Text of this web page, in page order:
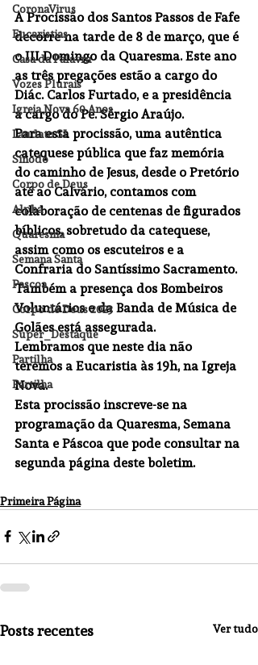
CoronaVirus
Eucaristias
Casa da Palavra
Vozes Plurais
Igreja Nova 60 Anos
Laudato SI
Sínodo
Corpo de Deus
Alpha
Quaresma
Semana Santa
Pascoa
Corpo de Deus 2023
Super_Destaque
Partilha
Partilha
A Procissão dos Santos Passos de Fafe
decorre na tarde de 8 de março, que é
o III Domingo da Quaresma. Este ano
as três pregações estão a cargo do
Diác. Carlos Furtado, e a presidência
a cargo do Pe. Sérgio Araújo.
Para esta procissão, uma autêntica
catequese pública que faz memória
do caminho de Jesus, desde o Pretório
até ao Calvário, contamos com
colaboração de centenas de figurados
bíblicos, sobretudo da catequese,
assim como os escuteiros e a
Confraria do Santíssimo Sacramento.
Também a presença dos Bombeiros
Voluntários e da Banda de Música de
Golães está assegurada.
Lembramos que neste dia não
teremos a Eucaristia às 19h, na Igreja
Nova.
Esta procissão inscreve-se na
programação da Quaresma, Semana
Santa e Páscoa que pode consultar na
segunda página deste boletim.
Primeira Página
Posts recentes Ver tudo